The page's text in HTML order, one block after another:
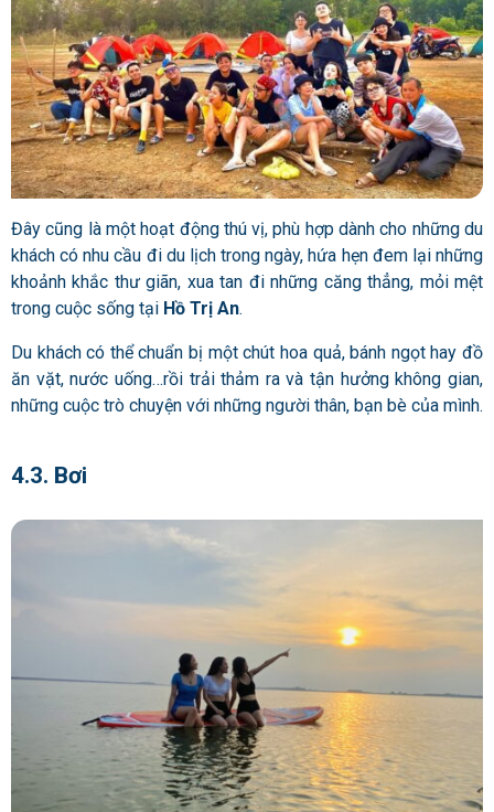
Đây cũng là một hoạt động thú vị, phù hợp dành cho những du
khách có nhu cầu đi du lịch trong ngày, hứa hẹn đem lại những
khoảnh khắc thư giãn, xua tan đi những căng thẳng, mỏi mệt
trong cuộc sống tại Hồ Trị An.
Du khách có thể chuẩn bị một chút hoa quả, bánh ngọt hay đồ
ăn vặt, nước uống…rồi trải thảm ra và tận hưởng không gian,
những cuộc trò chuyện với những người thân, bạn bè của mình.
4.3. Bơi